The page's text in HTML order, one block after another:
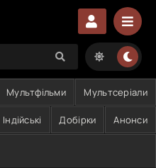
Мультфільми Мультсеріали
Індійські Добірки Анонси